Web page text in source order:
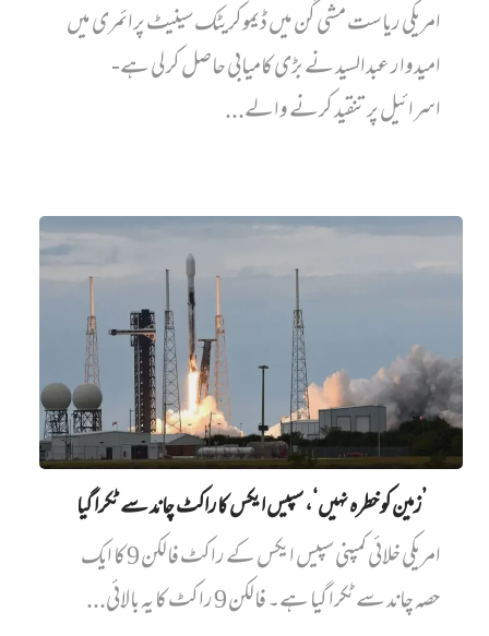
امریکی ریاست مشی گن میں ڈیموکریٹک سینیٹ پرائمری میں‌
امیدوار عبدالسید نے بڑی کامیابی حاصل کر لی ہے-
اسرائیل پر تنقید کرنے والے...
’زمین کو خطرہ نہیں‘، سپیس ایکس کا راکٹ چاند سے ٹکرا گیا
امریکی خلائی کمپنی سپیس ایکس کے راکٹ فالکن 9 کا ایک
حصہ چاند سے ٹکرا گیا ہے۔ فالکن 9 راکٹ کا یہ بالائی...